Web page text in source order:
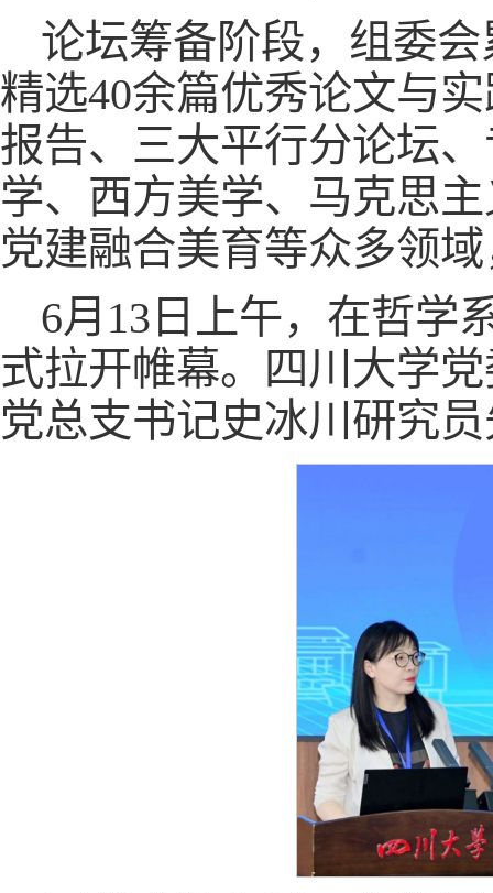
论坛筹备阶段，组委
精选40余篇优秀论文与
报告、三大平行分论坛
学、西方美学、马克思
党建融合美育等众多领
6月13日上午，在哲学
式拉开帷幕。四川大学
党总支书记史冰川研究